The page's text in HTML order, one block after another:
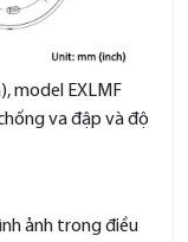
model EXLMF
va đập và độ
ảnh trong điều